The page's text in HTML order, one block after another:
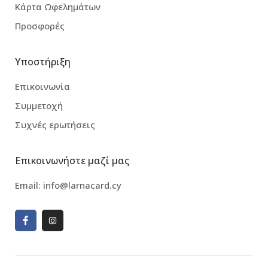
Κάρτα Ωφελημάτων
Προσφορές
Υποστήριξη
Επικοινωνία
Συμμετοχή
Συχνές ερωτήσεις
Επικοινωνήστε μαζί μας
Email: info@larnacard.cy